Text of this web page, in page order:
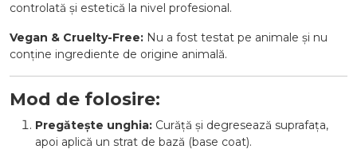
controlată și estetică la nivel profesional.
Vegan & Cruelty-Free: Nu a fost testat pe animale și nu
conține ingrediente de origine animală.
Mod de folosire:
Pregătește unghia: Curăță și degresează suprafața,
apoi aplică un strat de bază (base coat).